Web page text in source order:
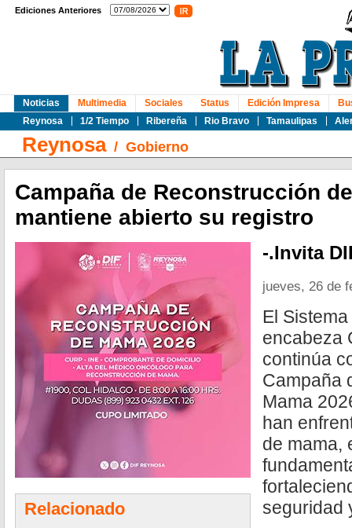
Ediciones Anteriores
Noticias
Reynosa
1/2 Tiempo Ribereña Rio Bravo Tamaulipas
Multimedia Sociales Status Edición Impresa
Reynosa/ Gobierno
Campaña de Reconstrucción
mantiene abierto su registro
Relacionado
-.Invita
jueves, 26 de
El
encabeza
continúa
Campaña
Mama
han
de mama,
seguridad